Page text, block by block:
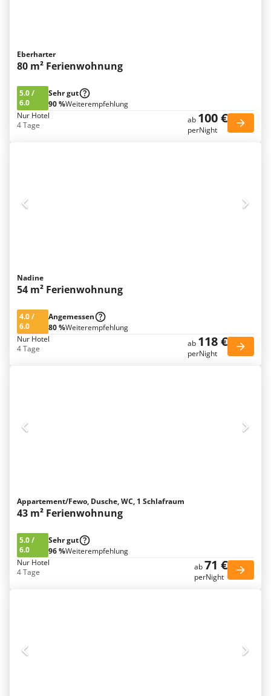
Eberharter
80 m² Ferienwohnung
5.0/
6.0
Sehr gut
90 %Weiterempfehlung
Nur Hotel
4 Tage
ab 100 €
perNight
Nadine
54 m² Ferienwohnung
4.0/
6.0
Angemessen
80 %Weiterempfehlung
Nur Hotel
4 Tage
ab 118 €
perNight
Appartement/Fewo, Dusche, WC, 1 Schlafraum
43 m² Ferienwohnung
5.0/
6.0
Sehr gut
96 %Weiterempfehlung
Nur Hotel
4 Tage
ab71 €
perNight